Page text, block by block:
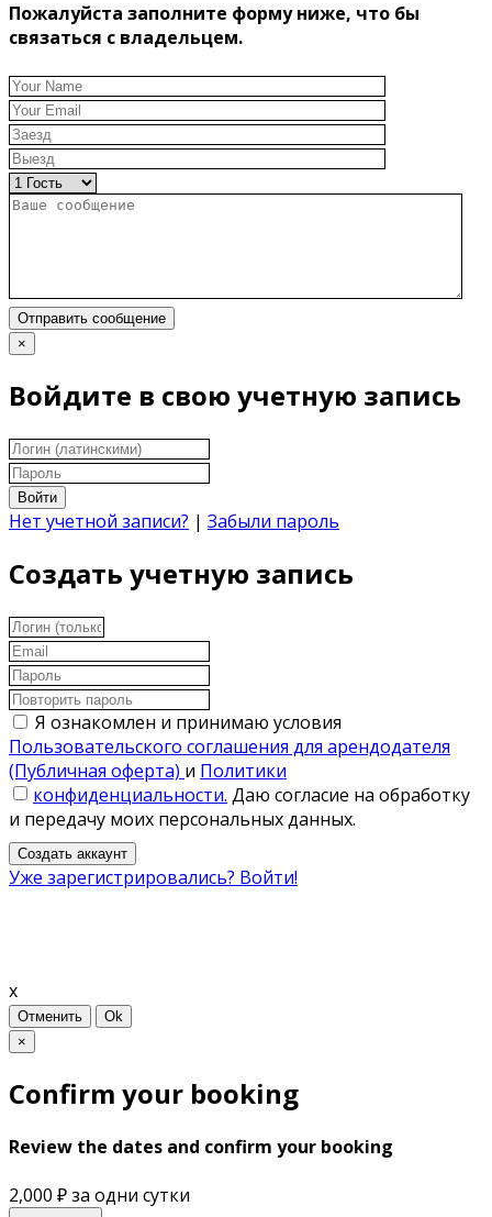
Пожалуйста заполните форму ниже, что бы
связаться с владельцем.
Отправить сообщение
×
Войдите в свою учетную запись
Войти
Нет учетной записи? | Забыли пароль
Создать учетную запись
Я ознакомлен и принимаю условия
Пользовательского соглашения для арендодателя
(Публичная оферта) и Политики
конфиденциальности. Даю согласие на обработку
и передачу моих персональных данных.
Создать аккаунт
Уже зарегистрировались? Войти!
x
Отменить
Ok
×
Confirm your booking
Review the dates and confirm your booking
2,000 ₽за одни сутки